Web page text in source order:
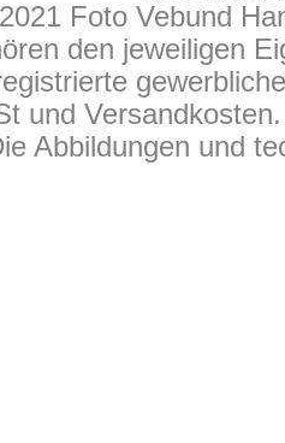
Foto Vebund
den jeweiligen
und
Abbildungen und